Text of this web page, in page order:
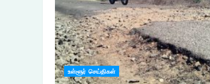
உள்ளூர் செய்திகள்